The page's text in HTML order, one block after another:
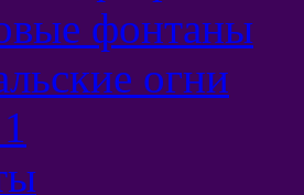
фонтаны
огни